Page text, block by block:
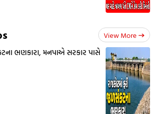
View More
ભણકારા, મનપાએ સરકાર પાસે